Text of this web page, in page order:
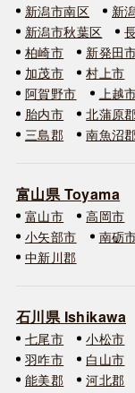
新潟市南区
新
新潟市秋葉区
柏崎市
新発田
加茂市
村上市
阿賀野市
上越
胎内市
北蒲原
三島郡
南魚沼
富山県 Toyama
富山市 高岡市
小矢部市
南砺
中新川郡
石川県 Ishikawa
七尾市 小松市
羽咋市
白山市
能美郡
河北郡